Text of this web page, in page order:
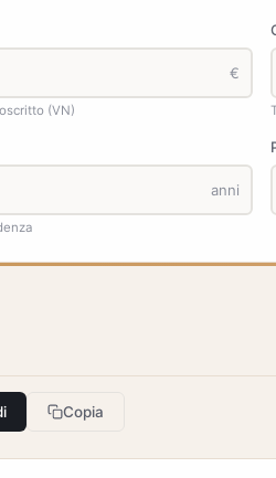
€
(VN)
anni
Copia